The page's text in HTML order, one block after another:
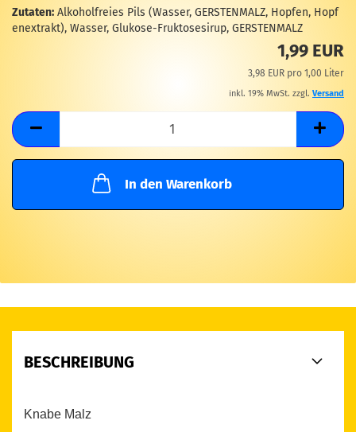
Zutaten: Alkoholfreies Pils (Wasser, GERSTENMALZ, Hopfen, Hopf
enextrakt), Wasser, Glukose-Fruktosesirup, GERSTENMALZ
1,99 EUR
3,98 EUR pro 1,00 Liter
inkl. 19% MwSt. zzgl. Versand
In den Warenkorb
BESCHREIBUNG
Knabe Malz